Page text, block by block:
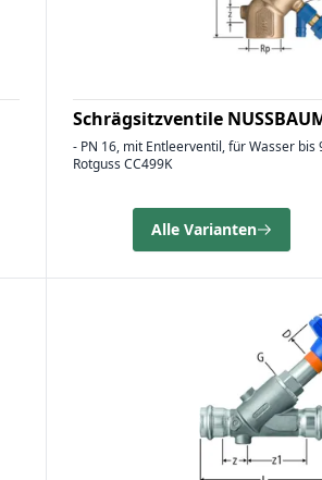
Schrägsitzventile
- PN 16, mit Entleerventil, für Wasser bis
Rotguss CC499K
Alle Varianten